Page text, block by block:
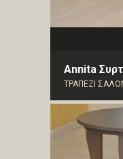
Annita
ΤΡΑΠΕΖΙ